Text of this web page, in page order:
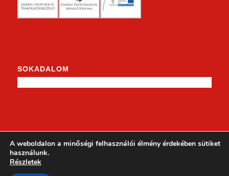
SOKADALOM
A weboldalon a minőségi felhasználói élmény érdekében sütiket
használunk.
Részletek